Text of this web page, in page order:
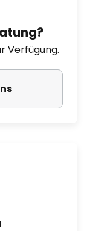
Verfügung.